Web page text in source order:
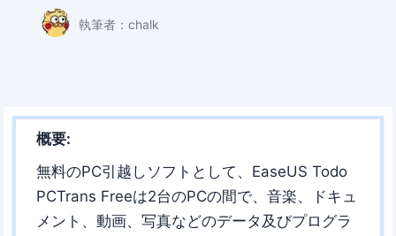
執筆者： chalk
概要:
無料のPC引越しソフトとして、EaseUS Todo
PCTrans Freeは2台のPCの間で、音楽、ドキュ
メント、動画、写真などのデータ及びプログラ